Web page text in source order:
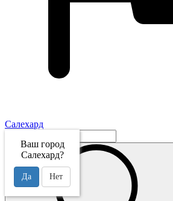
Салехард
Ваш город
Салехард?
Да Нет